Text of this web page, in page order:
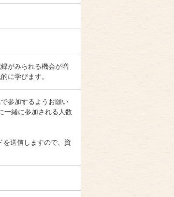
がみられる機会が増
に学びます。
参加するようお願い
一緒に参加される人数
を送信しますので、資